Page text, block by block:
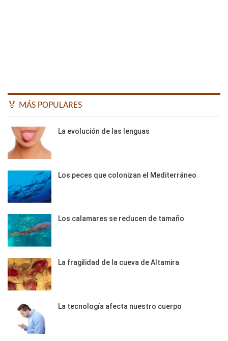
🏅 MÁS POPULARES
La evolución de las lenguas
Los peces que colonizan el Mediterráneo
Los calamares se reducen de tamaño
La fragilidad de la cueva de Altamira
La tecnología afecta nuestro cuerpo